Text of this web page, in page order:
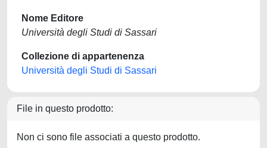
Nome Editore
Università degli Studi di Sassari
Collezione di appartenenza
Università degli Studi di Sassari
File in questo prodotto:
Non ci sono file associati a questo prodotto.